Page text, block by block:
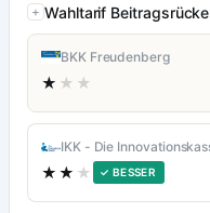
Wahltarif
BKK Freudenberg
★ ★★
IKK - Die
★★ ★ ✓ BESSER